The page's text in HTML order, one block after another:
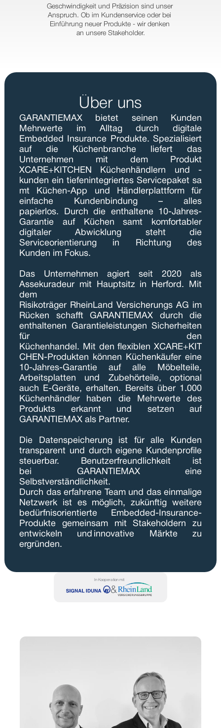
Geschwindigkeit und Präzision sind unser
Anspruch. Ob im Kundenservice oder bei
Einführung neuer Produkte - wir denken
an unsere Stakeholder.
Über uns
GARANTIEMAX bietet seinen Kunden
Mehrwerte im Alltag durch digitale
Embedded Insurance Produkte. Spezialisiert
auf die Küchenbranche liefert das
Unternehmen mit dem Produkt
XCARE+KITCHEN Küchenhändlern und -
kunden ein tiefenintegriertes Servicepaket sa
mt Küchen-App und Händlerplattform für
einfache Kundenbindung – alles
papierlos. Durch die enthaltene 10-Jahres-
Garantie auf Küchen samt komfortabler
digitaler Abwicklung steht die
Serviceorientierung in Richtung des
Kunden im Fokus.
Das Unternehmen agiert seit 2020 als
Assekuradeur mit Hauptsitz in Herford. Mit
dem
Risikoträger RheinLand Versicherungs AG im
Rücken schafft GARANTIEMAX durch die
enthaltenen Garantieleistungen Sicherheiten
für den
Küchenhandel. Mit den flexiblen XCARE+KIT
CHEN-Produkten können Küchenkäufer eine
10-Jahres-Garantie auf alle Möbelteile,
Arbeitsplatten und Zubehörteile, optional
auch E-Geräte, erhalten. Bereits über 1.000
Küchenhändler haben die Mehrwerte des
Produkts erkannt und setzen auf
GARANTIEMAX als Partner.
Die Datenspeicherung ist für alle Kunden
transparent und durch eigene Kundenprofile
steuerbar. Benutzerfreundlichkeit ist
bei GARANTIEMAX eine
Selbstverständlichkeit.
Durch das erfahrene Team und das einmalige
Netzwerk ist es möglich, zukünftig weitere
bedürfnisorientierte Embedded-Insurance-
Produkte gemeinsam mit Stakeholdern zu
entwickeln und innovative Märkte zu
ergründen.
In Kooperation mit
&